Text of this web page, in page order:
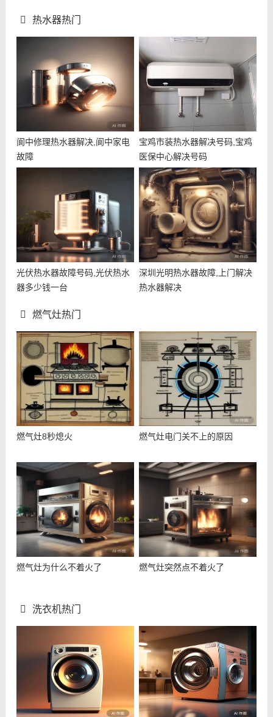
热水器热门
阆中修理热水器解决,阆中家电
故障
宝鸡市装热水器解决号码,宝鸡
医保中心解决号码
光伏热水器故障号码,光伏热水
器多少钱一台
深圳光明热水器故障,上门解决
热水器解决
燃气灶热门
燃气灶8秒熄火 燃气灶电门关不上的原因
燃气灶为什么不着火了 燃气灶突然点不着火了
洗衣机热门